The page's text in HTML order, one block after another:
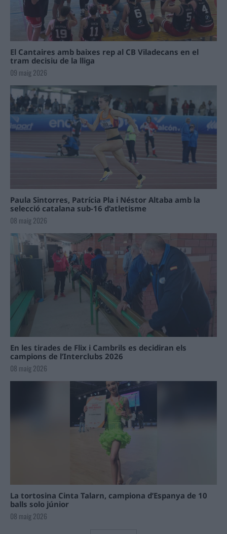
El Cantaires amb baixes rep al CB Viladecans en el
tram decisiu de la lliga
09 maig 2026
Paula Sintorres, Patrícia Pla i Néstor Altaba amb la
selecció catalana sub-16 d’atletisme
08 maig 2026
En les tirades de Flix i Cambrils es decidiran els
campions de l’Interclubs 2026
08 maig 2026
La tortosina Cinta Talarn, campiona d’Espanya de 10
balls solo júnior
08 maig 2026